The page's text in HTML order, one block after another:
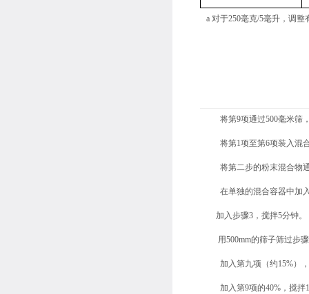
a 对于250毫克/5毫升，调
1. 将第9项通过500毫米筛
2. 将第1项至第6项装入混
3. 将第二步的粉末混合物
4. 在单独的混合容器中加
5. 加入步骤3，搅拌5分钟。
6. 用500mm的筛子筛过步
7. 加入第九项（约15%）
8. 加入第9项的40%，搅拌